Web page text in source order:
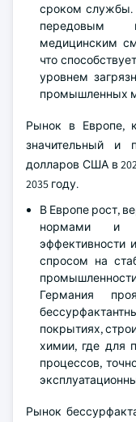
сроком службы.
передовым
медицинским
что
уровнем
промышленных
Рынок в Европе,
значительный и
долларов США в
2035 году.
В Европе рост,
нормами и
эффективности
спросом на
Германия
покрытиях,
химии, где для
процессов,
Рынок